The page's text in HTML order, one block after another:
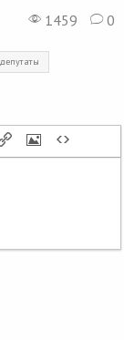
1459
0
депутаты